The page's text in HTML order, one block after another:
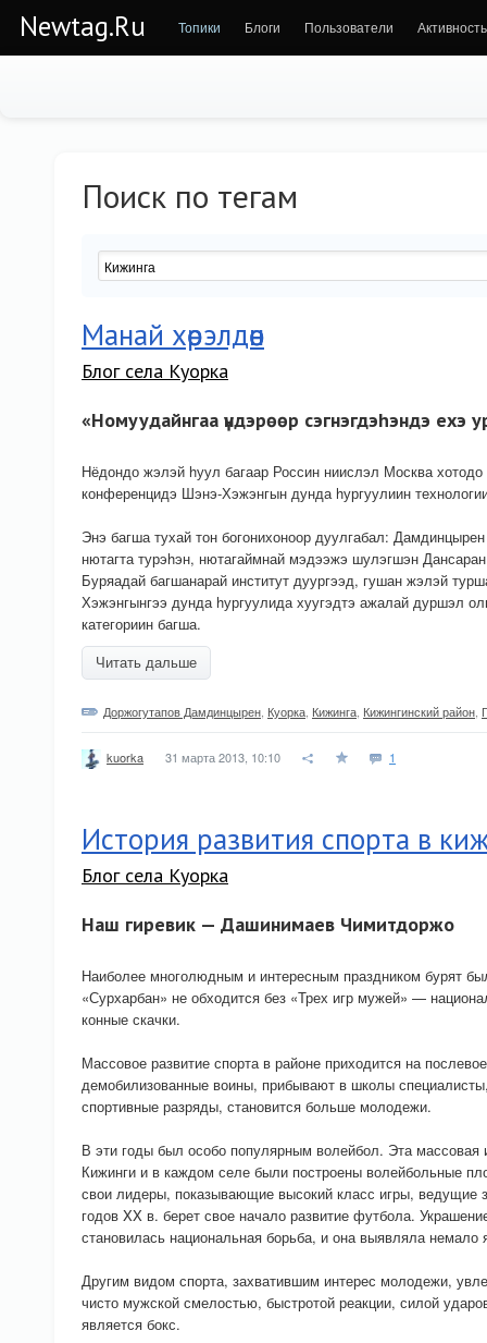
Newtag.Ru Топики Блоги Пользователи Активность
Поиск по тегам
Манай хөөрэлдөөн
Блог села Куорка
«Номуудайнгаа үндэрөөр сэгнэгдэhэндэ ехэ
Нёдондо жэлэй hуул багаар Россин ниислэл Москва хотодо
конференцидэ Шэнэ-Хэжэнгын дунда hургуулиин
Энэ багша тухай тон богонихоноор дуулгабал:
нютагта турэhэн, нютагаймнай мэдээжэ шулэгшэн
Буряадай багшанарай институт дуургээд, гушан жэлэй
Хэжэнгынгээ дунда hургуулида хуугэдтэ ажалай дуршэл
категориин багша.
Читать дальше
Доржогутапов Дамдинцырен Куорка Кижинга Кижингинский район
kuorka 31 марта 2013, 10:10 1
История развития спорта в
Блог села Куорка
Наш гиревик — Дашинимаев Чимитдоржо
Наиболее многолюдным и интересным праздником бурят
«Сурхарбан» не обходится без «Трех игр мужей» —
конные скачки.
Массовое развитие спорта в районе приходится на
демобилизованные воины, прибывают в школы
спортивные разряды, становится больше молодежи.
В эти годы был особо популярным волейбол. Эта массовая
Кижинги и в каждом селе были построены волейбольные
свои лидеры, показывающие высокий класс игры, ведущие
годов XX в. берет свое начало развитие футбола.
становилась национальная борьба, и она выявляла немало
Другим видом спорта, захватившим интерес молодежи,
чисто мужской смелостью, быстротой реакции, силой
является бокс.